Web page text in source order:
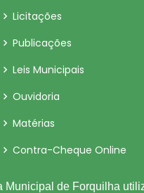
Licitações
Publicações
Leis Municipais
Ouvidoria
Matérias
Contra-Cheque Online
Municipal de Forquilha